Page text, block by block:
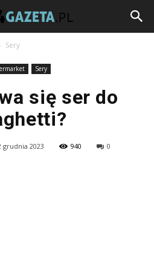
Sery
Sery
się ser do
grudnia 2023 940 0